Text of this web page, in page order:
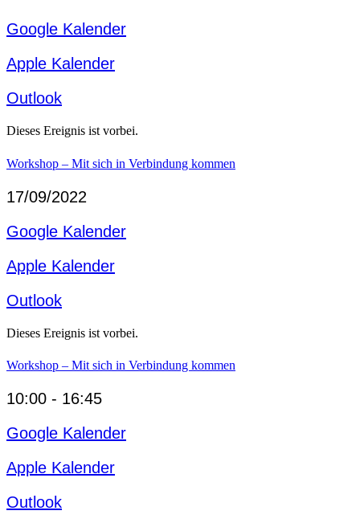
Google Kalender
Apple Kalender
Outlook
Dieses Ereignis ist vorbei.
Workshop – Mit sich in Verbindung kommen
17/09/2022
Google Kalender
Apple Kalender
Outlook
Dieses Ereignis ist vorbei.
Workshop – Mit sich in Verbindung kommen
10:00 - 16:45
Google Kalender
Apple Kalender
Outlook